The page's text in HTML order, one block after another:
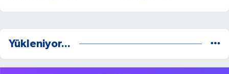
Yükleniyor...